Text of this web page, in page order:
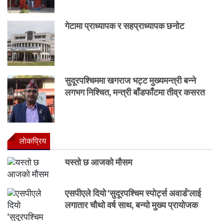
गेटामा प्राध्यापक र सहप्राध्यापक छनोट
सुदूरपश्चिममा खगराज भट्ट मुख्यमन्त्री बन्ने
लगभग निश्चित, मन्त्री बाँडफाँटमा तीव्र कसरत
लाेकप्रिय
यस्तो छ आजको मौसम
एसपीएले दियो ‘सुदूरपश्चिम स्पोर्ट्स अवार्ड’लाई
लगातार चौथो वर्ष साथ, बन्यो मुख्य प्रायोजक